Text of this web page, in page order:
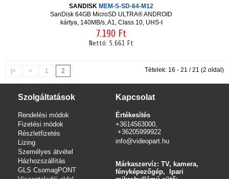
SANDISK MEM-S-SD-64-M12
SanDisk 64GB MicroSD ULTRA® ANDROID
kártya, 140MB/s, A1, Class 10, UHS-I
7.190 Ft
Nettó: 5.661 Ft
|< < 1 2 Tételek: 16 - 21 / 21 (2 oldal)
Szolgáltatások
Rendelési módok
Fizetési módok
Részletfizetés
Lizing
Személyes átvétel
Házhozszállítás
GLS CsomagPONT
Kapcsolat
Értékesítés
+3614563000,
+36205999922
info@videopart.hu
Márkaszervíz: TV, kamera,
fényképezőgép, Ipari